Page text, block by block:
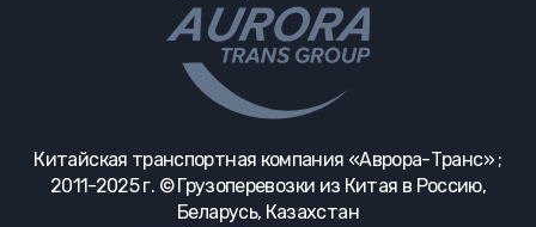
Китайская транспортная компания «Аврора-Транс» ;
2011-2025 г. © Грузоперевозки из Китая в Россию,
Беларусь, Казахстан